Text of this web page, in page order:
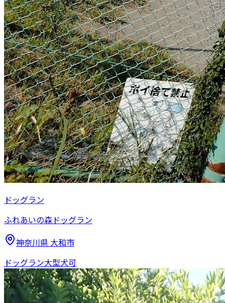
ドッグラン
ふれあいの森ドッグラン
神奈川県 大和市
ドッグラン大型犬可